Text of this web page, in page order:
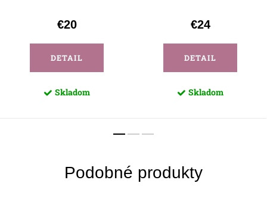
€20
DETAIL
Skladom
€24
DETAIL
Skladom